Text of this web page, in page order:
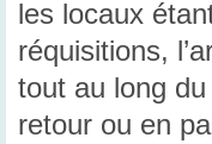
les locaux
réquisitions,
tout au long
retour ou en